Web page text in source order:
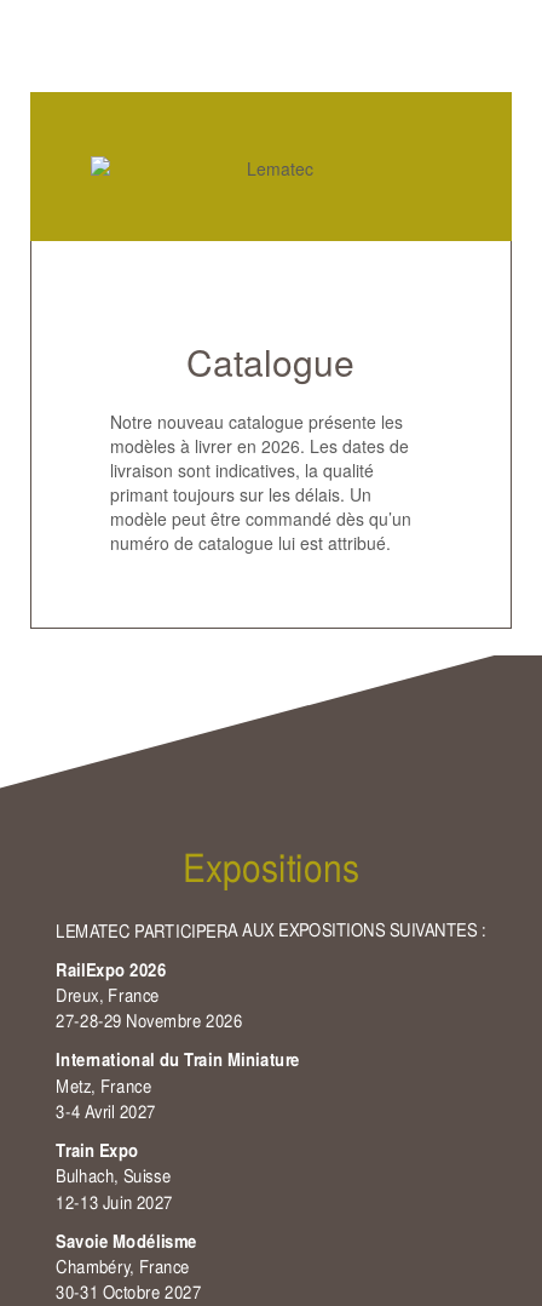
Catalogue
Notre nouveau catalogue présente les
modèles à livrer en 2026. Les dates de
livraison sont indicatives, la qualité
primant toujours sur les délais. Un
modèle peut être commandé dès qu’un
numéro de catalogue lui est attribué.
Expositions
LEMATEC PARTICIPERA AUX EXPOSITIONS SUIVANTES :
RailExpo 2026
Dreux, France
27-28-29 Novembre 2026
International du Train Miniature
Metz, France
3-4 Avril 2027
Train Expo
Bulhach, Suisse
12-13 Juin 2027
Savoie Modélisme
Chambéry, France
30-31 Octobre 2027